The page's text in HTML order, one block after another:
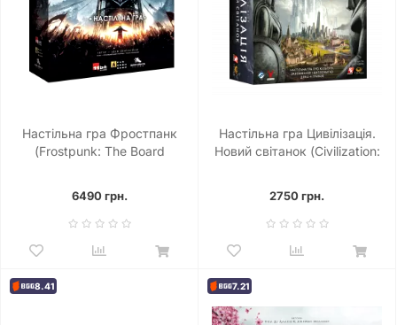
Настільна гра Фростпанк
(Frostpunk: The Board
6490 грн.
Настільна гра Цивілізація.
Новий світанок (Civilization:
2750 грн.
8.41 7.21